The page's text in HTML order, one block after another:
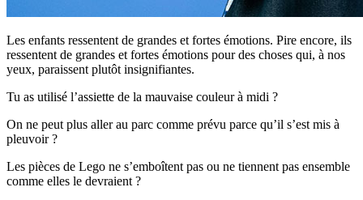
Les enfants ressentent de grandes et fortes émotions. Pire encore, ils
ressentent de grandes et fortes émotions pour des choses qui, à nos
yeux, paraissent plutôt insignifiantes.
Tu as utilisé l’assiette de la mauvaise couleur à midi ?
On ne peut plus aller au parc comme prévu parce qu’il s’est mis à
pleuvoir ?
Les pièces de Lego ne s’emboîtent pas ou ne tiennent pas ensemble
comme elles le devraient ?